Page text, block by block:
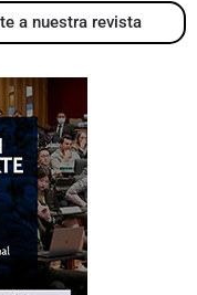
a nuestra revista